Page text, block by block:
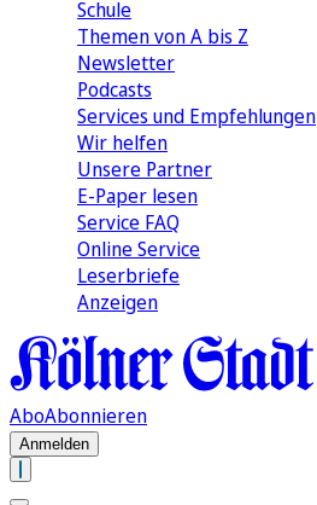
Schule
Themen von A bis Z
Newsletter
Podcasts
Services und Empfehlungen
Wir helfen
Unsere Partner
E-Paper lesen
Service FAQ
Online Service
Leserbriefe
Anzeigen
AboAbonnieren
Anmelden